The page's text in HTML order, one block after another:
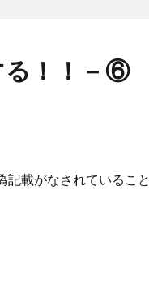
る！！－⑥
記載がなされていること